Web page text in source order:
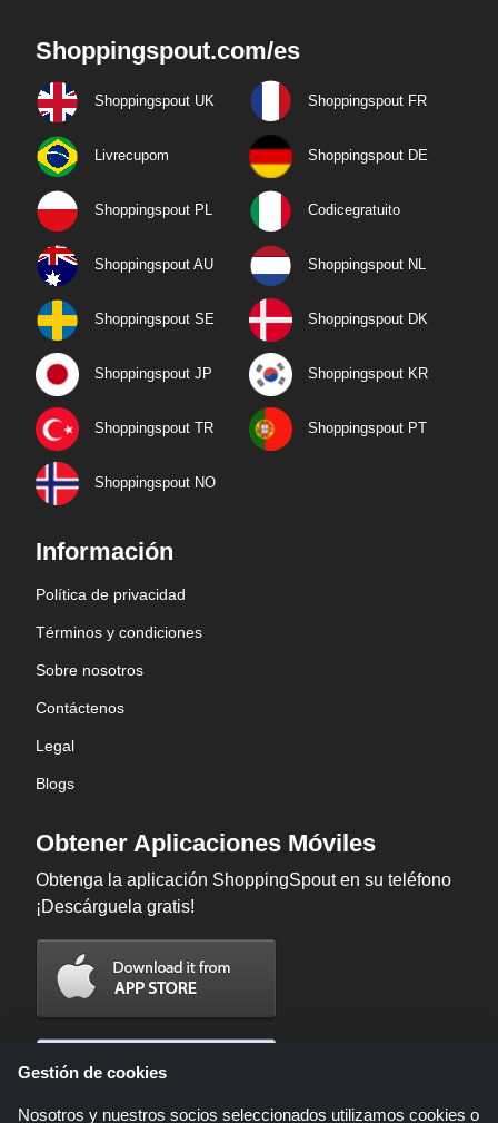
Shoppingspout.com/es
Shoppingspout UK Shoppingspout FR
Livrecupom Shoppingspout DE
Shoppingspout PL Codicegratuito
Shoppingspout AU Shoppingspout NL
Shoppingspout SE Shoppingspout DK
Shoppingspout JP Shoppingspout KR
Shoppingspout TR Shoppingspout PT
Shoppingspout NO
Información
Política de privacidad
Términos y condiciones
Sobre nosotros
Contáctenos
Legal
Blogs
Obtener Aplicaciones Móviles
Obtenga la aplicación ShoppingSpout en su teléfono
¡Descárguela gratis!
Gestión de cookies
Nosotros y nuestros socios seleccionados utilizamos cookies o